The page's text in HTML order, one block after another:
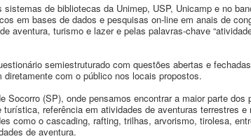
de bibliotecas da Unimep, USP, Unicamp e no
em bases de dados e pesquisas on-line em anais de
aventura, turismo e lazer e pelas palavras-chave
semiestruturado com questões abertas e
com o público nos locais propostos.
Socorro (SP), onde pensamos encontrar a maior parte dos
referência em atividades de aventuras terrestres e
como o cascading, rafting, trilhas, arvorismo, tirolesa,
de aventura.